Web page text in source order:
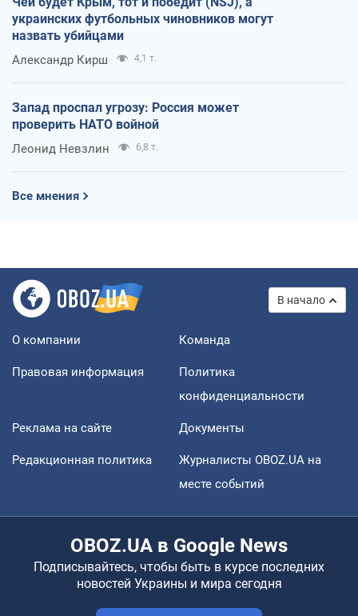
украинских футбольных чиновников могут
назвать убийцами
Александр Кирш 4,1 т.
Запад проспал угрозу: Россия может
проверить НАТО войной
Леонид Невзлин 6,8 т.
Все мнения
В начало
О компании Команда
Правовая информация
Политика
конфиденциальности
Реклама на сайте Документы
Редакционная политика
Журналисты OBOZ.UA на
месте событий
OBOZ.UA в Google News
Подписывайтесь, чтобы быть в курсе последних
новостей Украины и мира сегодня